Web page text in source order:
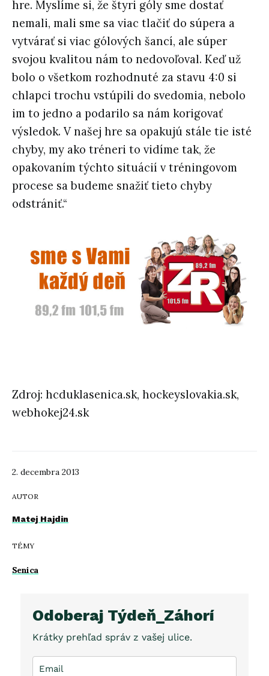
2. decembra 2013
AUTOR
Matej Hajdin
TÉMY
Senica
hre. Myslíme si, že štyri góly sme dostať
nemali, mali sme sa viac tlačiť do súpera a
vytvárať si viac gólových šancí, ale súper
svojou kvalitou nám to nedovoľoval. Keď už
bolo o všetkom rozhodnuté za stavu 4:0 si
chlapci trochu vstúpili do svedomia, nebolo
im to jedno a podarilo sa nám korigovať
výsledok. V našej hre sa opakujú stále tie isté
chyby, my ako tréneri to vidíme tak, že
opakovaním týchto situácií v tréningovom
procese sa budeme snažiť tieto chyby
odstrániť.“
Zdroj: hcduklasenica.sk, hockeyslovakia.sk,
webhokej24.sk
Odoberaj Týdeň_Záhorí
Krátky prehľad správ z vašej ulice.